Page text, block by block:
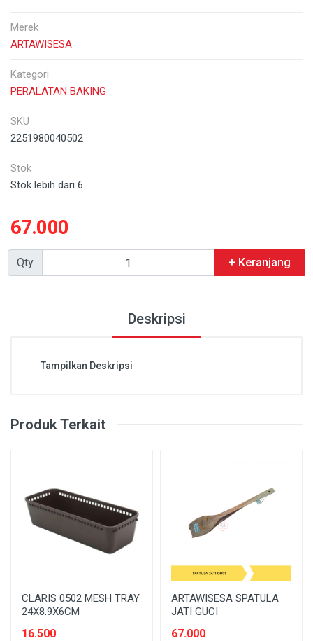
Merek
ARTAWISESA
Kategori
PERALATAN BAKING
SKU
2251980040502
Stok
Stok lebih dari 6
67.000
Qty + Keranjang
Deskripsi
Tampilkan Deskripsi
Produk Terkait
CLARIS 0502 MESH TRAY
24X8.9X6CM
16.500
ARTAWISESA SPATULA
JATI GUCI
67.000